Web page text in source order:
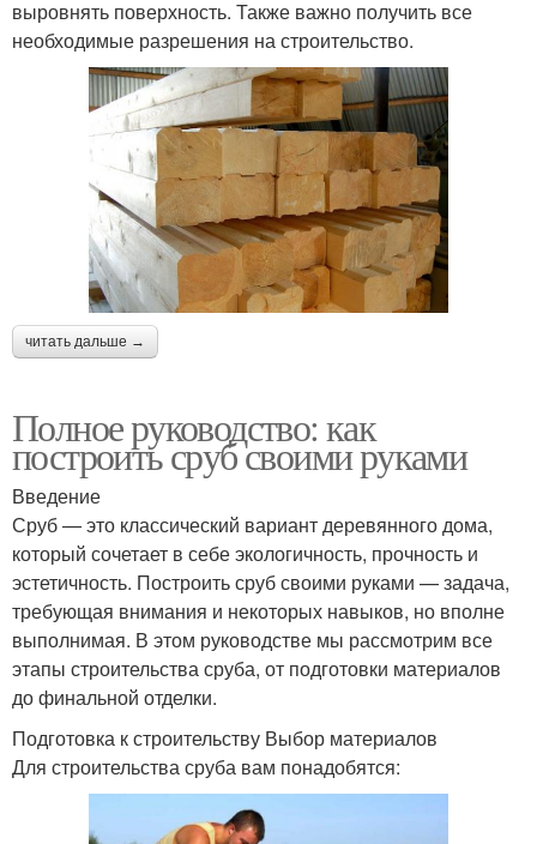
выровнять поверхность. Также важно получить все
необходимые разрешения на строительство.
читать дальше →
Полное руководство: как
построить сруб своими руками
Введение
Сруб — это классический вариант деревянного дома,
который сочетает в себе экологичность, прочность и
эстетичность. Построить сруб своими руками — задача,
требующая внимания и некоторых навыков, но вполне
выполнимая. В этом руководстве мы рассмотрим все
этапы строительства сруба, от подготовки материалов
до финальной отделки.
Подготовка к строительству Выбор материалов
Для строительства сруба вам понадобятся: